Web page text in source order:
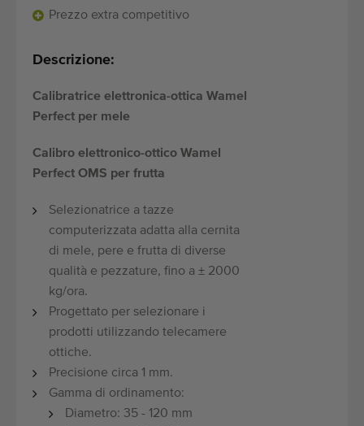
Prezzo extra competitivo
Descrizione:
Calibratrice elettronica-ottica Wamel
Perfect per mele
Calibro elettronico-ottico Wamel
Perfect OMS per frutta
Selezionatrice a tazze
computerizzata adatta alla cernita
di mele, pere e frutta di diverse
qualità e pezzature, fino a ± 2000
kg/ora.
Progettato per selezionare i
prodotti utilizzando telecamere
ottiche.
Precisione circa 1 mm.
Gamma di ordinamento:
Diametro: 35 - 120 mm